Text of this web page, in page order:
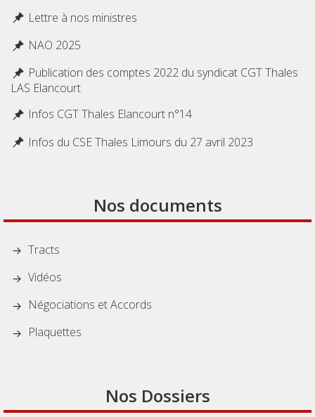
Lettre à nos ministres
NAO 2025
Publication des comptes 2022 du syndicat CGT Thales
LAS Elancourt
Infos CGT Thales Elancourt n°14
Infos du CSE Thales Limours du 27 avril 2023
Nos documents
Tracts
Vidéos
Négociations et Accords
Plaquettes
Nos Dossiers